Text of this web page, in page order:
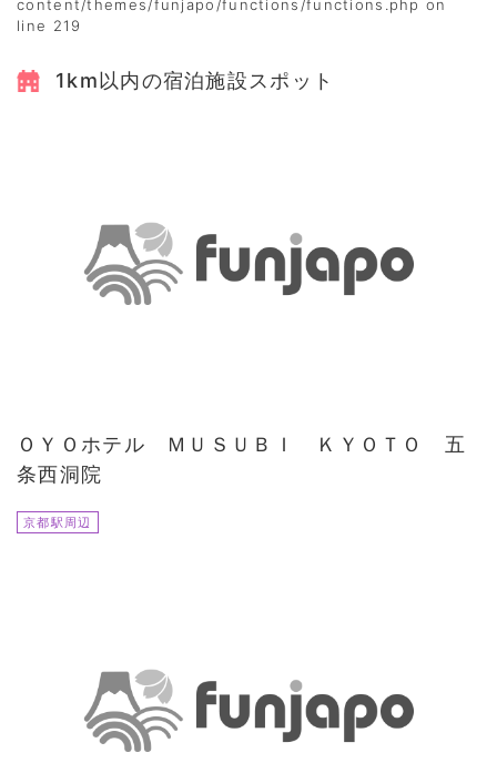
content/themes/funjapo/functions/functions.php on
line 219
1km以内の宿泊施設スポット
ＯＹＯホテル ＭＵＳＵＢＩ ＫＹＯＴＯ 五
条西洞院
京都駅周辺